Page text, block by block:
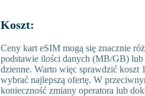
Koszt:
Ceny kart eSIM mogą się znacznie
podstawie ilości danych (MB/GB)
dzienne. Warto więc sprawdzić koszt
wybrać najlepszą ofertę. W
konieczność zmiany operatora lub